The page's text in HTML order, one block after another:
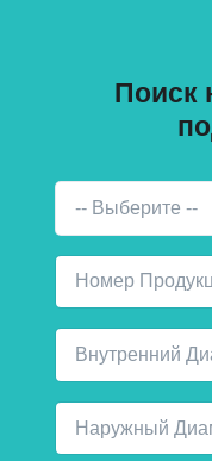
Поиск
-- Выберите --